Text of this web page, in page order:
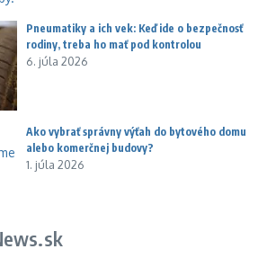
Pneumatiky a ich vek: Keď ide o bezpečnosť
rodiny, treba ho mať pod kontrolou
6. júla 2026
Ako vybrať správny výťah do bytového domu
alebo komerčnej budovy?
1. júla 2026